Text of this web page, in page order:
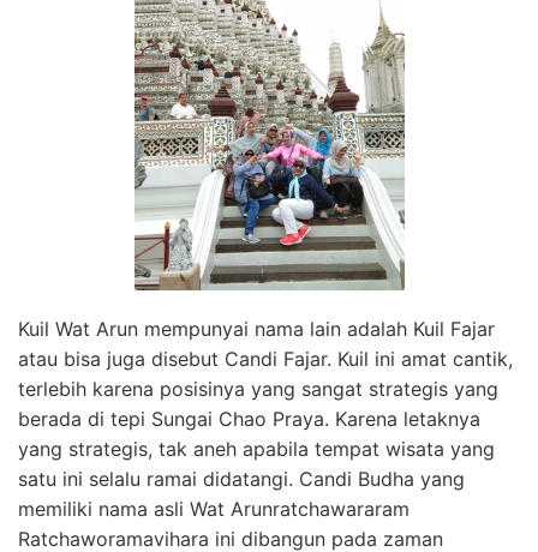
Kuil Wat Arun mempunyai nama lain adalah Kuil Fajar
atau bisa juga disebut Candi Fajar. Kuil ini amat cantik,
terlebih karena posisinya yang sangat strategis yang
berada di tepi Sungai Chao Praya. Karena letaknya
yang strategis, tak aneh apabila tempat wisata yang
satu ini selalu ramai didatangi. Candi Budha yang
memiliki nama asli Wat Arunratchawararam
Ratchaworamavihara ini dibangun pada zaman